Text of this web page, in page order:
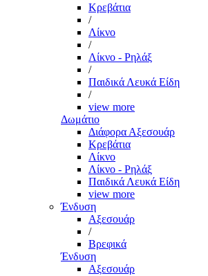
Κρεβάτια
/
Λίκνο
/
Λίκνο - Ρηλάξ
/
Παιδικά Λευκά Είδη
/
view more
Δωμάτιο
Διάφορα Αξεσουάρ
Κρεβάτια
Λίκνο
Λίκνο - Ρηλάξ
Παιδικά Λευκά Είδη
view more
Ένδυση
Αξεσουάρ
/
Βρεφικά
Ένδυση
Αξεσουάρ